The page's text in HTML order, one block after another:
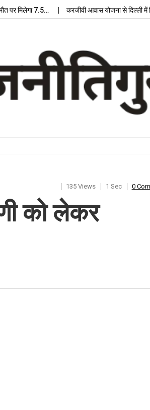
मिलेगा 7.5… करजीवी आवास योजना से दिल्ली में
135 Views 1 Sec 0
को लेकर